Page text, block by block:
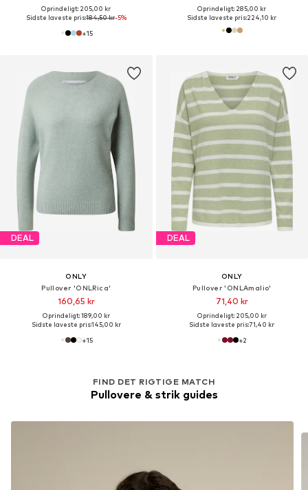
Oprindeligt: 205,00 kr
Sidste laveste pris:184,50 kr-5%
+15
Oprindeligt: 285,00 kr
Sidste laveste pris:224,10 kr
DEAL
ONLY
Pullover 'ONLRica'
160,65 kr
Oprindeligt: 189,00 kr
Sidste laveste pris:145,00 kr
+15
DEAL
ONLY
Pullover 'ONLAmalio'
71,40 kr
Oprindeligt: 205,00 kr
Sidste laveste pris:71,40 kr
+2
FIND DET RIGTIGE MATCH
Pullovere & strik guides